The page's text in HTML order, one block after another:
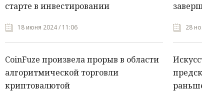
старте в инвестировании
18 июня 2024 / 11:06
CoinFuze произвела прорыв в области
алгоритмической торговли
криптовалютой
28